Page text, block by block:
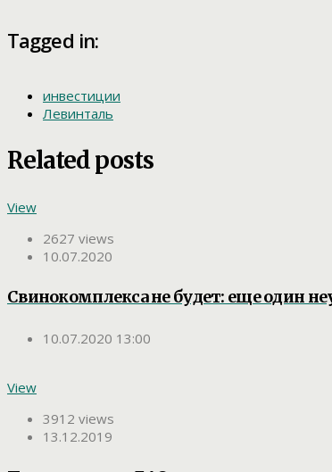
Tagged in:
инвестиции
Левинталь
Related posts
View
2627 views
10.07.2020
Свинокомплекса не будет: еще один
10.07.2020 13:00
View
3912 views
13.12.2019